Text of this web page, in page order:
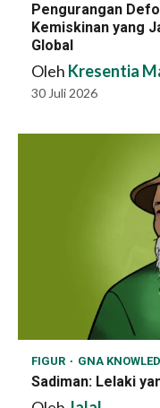
Pengurangan
Kemiskinan yang
Global
Oleh Kresentia
30 Juli 2026
FIGUR GNA
Sadiman: Lelaki